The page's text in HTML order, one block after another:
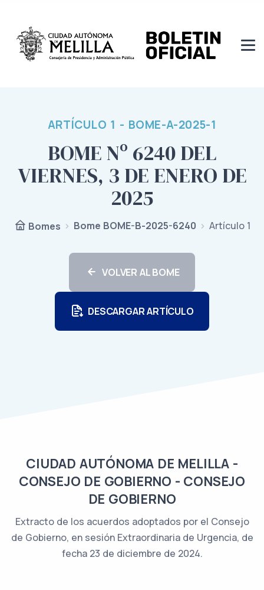
ARTÍCULO 1 - BOME-A-2025-1
BOME Nº 6240 DEL
VIERNES, 3 DE ENERO DE
2025
Bomes Bome BOME-B-2025-6240 Artículo 1
VOLVER AL BOME
DESCARGAR ARTÍCULO
CIUDAD AUTÓNOMA DE MELILLA -
CONSEJO DE GOBIERNO - CONSEJO
DE GOBIERNO
Extracto de los acuerdos adoptados por el Consejo
de Gobierno, en sesión Extraordinaria de Urgencia, de
fecha 23 de diciembre de 2024.